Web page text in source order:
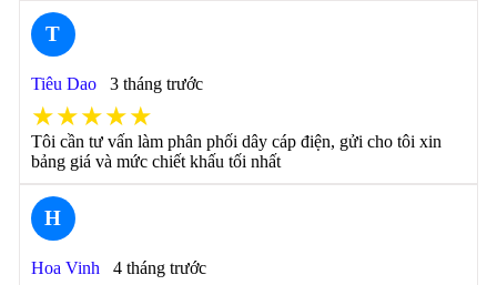
T
Tiêu Dao 3 tháng trước
★★★★★
Tôi cần tư vấn làm phân phối dây cáp điện, gửi cho tôi xin
bảng giá và mức chiết khấu tối nhất
H
Hoa Vinh 4 tháng trước